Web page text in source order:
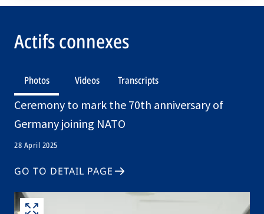
Actifs connexes
Photos Videos Transcripts
Ceremony to mark the 70th anniversary of
Germany joining NATO
28 April 2025
GO TO DETAIL PAGE